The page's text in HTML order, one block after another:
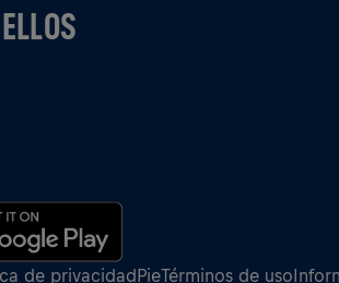
de privacidadPieTérminos de uso